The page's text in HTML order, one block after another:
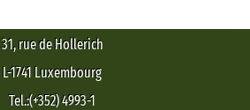
31, rue de Hollerich
L-1741 Luxembourg
Tel.:(+352) 4993-1